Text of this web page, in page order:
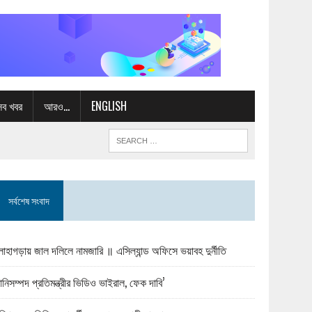
খবর আরও… ENGLISH
সর্বশেষ সংবাদ
জাল দলিলে নামজারি ॥ এসিল্যান্ড অফিসে ভয়াবহ দুর্নীতি
প্রতিমন্ত্রীর ভিডিও ভাইরাল, ফেক দাবি’